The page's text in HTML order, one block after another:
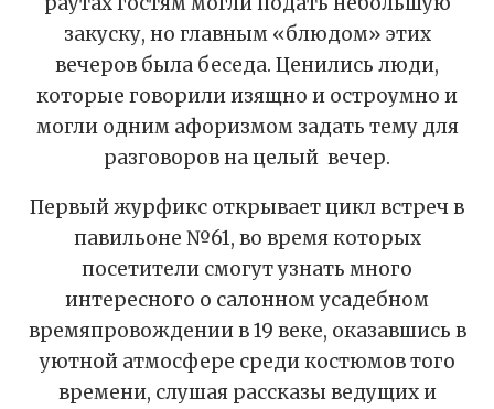
закуску, но главным «блюдом» этих
вечеров была беседа. Ценились люди,
которые говорили изящно и остроумно и
могли одним афоризмом задать тему для
разговоров на целый вечер.
Первый журфикс открывает цикл встреч в
павильоне №61, во время которых
посетители смогут узнать много
интересного о салонном усадебном
времяпровождении в 19 веке, оказавшись в
уютной атмосфере среди костюмов того
времени, слушая рассказы ведущих и